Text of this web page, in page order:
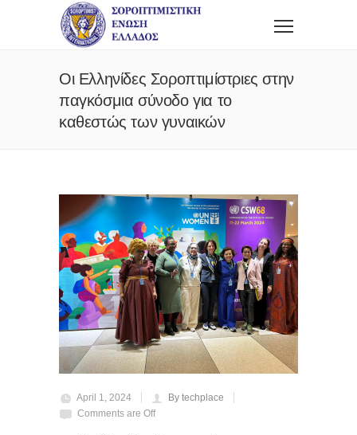
Οι Ελληνίδες Σοροπτιμίστριες στην
παγκόσμια σύνοδο για το
καθεστώς των γυναικών
April 1, 2024
By techplace
Comments are Off